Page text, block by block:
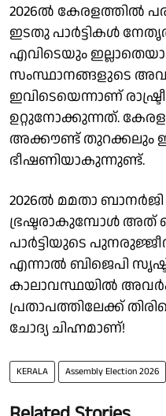
2026ൽ കേരളത്തിൽ
ഇടതു പാർട്ടികൾ
എവിടെയും
സംസ്ഥാനങ്ങളുടെ
ഇവിടെയെന്നാണ്
ഉറ്റുനോക്കുന്നത്.
അക്കൗണ്ട് തുറക്കലും
ഭീഷണിയാകുന്നുണ്ട്.
2026ൽ മമതാ
ഭ്രഷ്ടരാകുമ്പോൾ അത്
പാർട്ടിയുടെ
എന്നാൽ ബിജെപി
കാലാവസ്ഥയിൽ
പ്രതാപത്തിലേക്ക്
ചോദ്യ ചിഹ്നമാണ്!
KERALA Assembly Election 2026